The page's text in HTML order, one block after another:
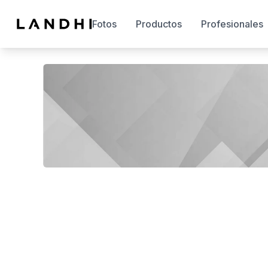
Fotos Productos Profesionales